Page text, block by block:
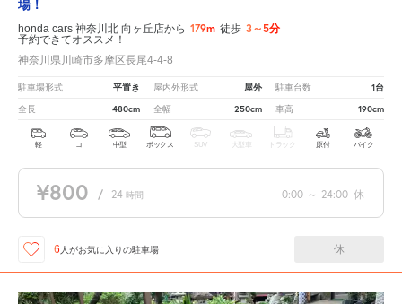
場！
honda cars 神奈川北 向ヶ丘店から 179m 徒歩 3～5分
予約できてオススメ！
神奈川県川崎市多摩区長尾4-4-8
駐車場形式 平置き 屋内外形式 屋外 駐車台数 1台
全長 480cm 全幅 250cm 車高 190cm
軽 コ 中型 ボックス SUV 大型車 トラック 原付 バイク
¥800 / 24 時間 0:00 ～ 24:00 休
6 人がお気に入りの駐車場 休